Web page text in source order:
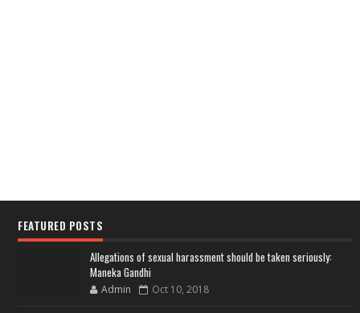
FEATURED POSTS
Allegations of sexual harassment should be taken seriously:
Maneka Gandhi
Admin Oct 10, 2018